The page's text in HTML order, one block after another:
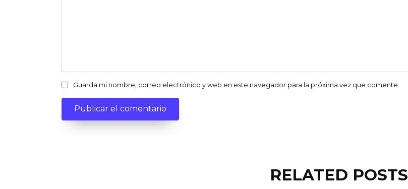
Guarda mi nombre, correo electrónico y web en este navegador para la próxima vez que comente.
RELATED POSTS